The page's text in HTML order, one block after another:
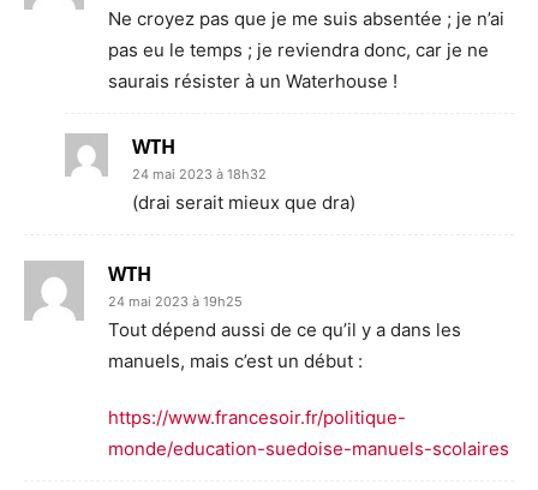
Ne croyez pas que je me suis absentée ; je n’ai
pas eu le temps ; je reviendra donc, car je ne
saurais résister à un Waterhouse !
WTH
24 mai 2023 à 18h32
(drai serait mieux que dra)
WTH
24 mai 2023 à 19h25
Tout dépend aussi de ce qu’il y a dans les
manuels, mais c’est un début :
https://www.francesoir.fr/politique-
monde/education-suedoise-manuels-scolaires